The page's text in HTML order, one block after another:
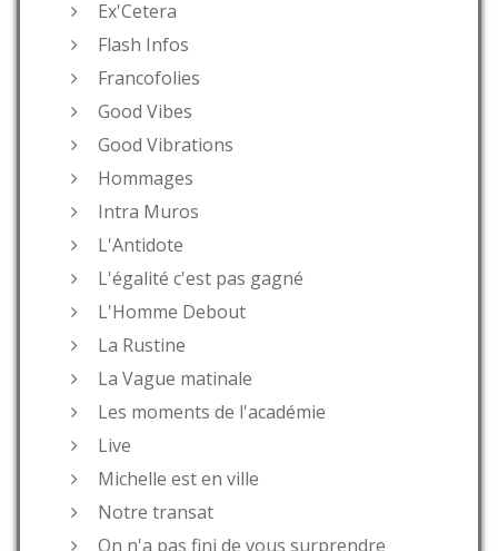
Ex'Cetera
Flash Infos
Francofolies
Good Vibes
Good Vibrations
Hommages
Intra Muros
L'Antidote
L'égalité c'est pas gagné
L'Homme Debout
La Rustine
La Vague matinale
Les moments de l'académie
Live
Michelle est en ville
Notre transat
On n'a pas fini de vous surprendre